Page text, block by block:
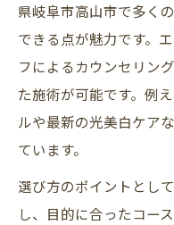
県岐阜市高山市で多く
できる点が魅力です。
フによるカウンセリン
た施術が可能です。例
ルや最新の光美白ケア
ています。
選び方のポイントとし
し、目的に合ったコー